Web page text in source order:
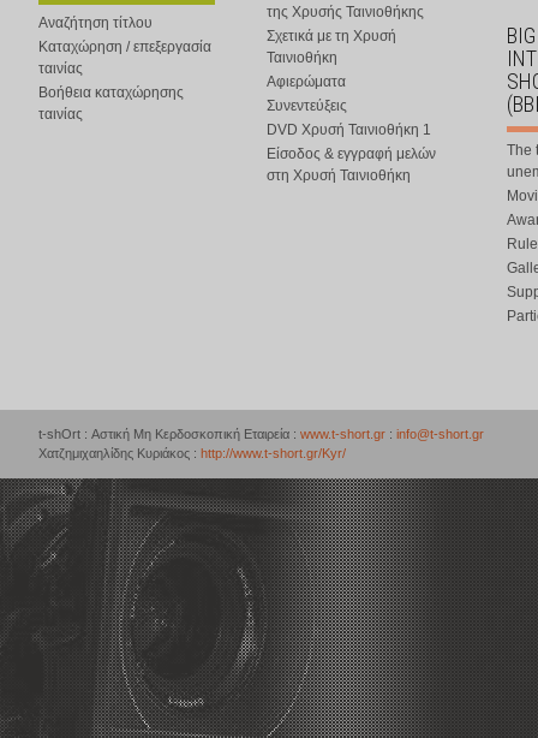
Αναζήτηση τίτλου
Καταχώρηση / επεξεργασία
ταινίας
Βοήθεια καταχώρησης
ταινίας
της Χρυσής Ταινιοθήκης
Σχετικά με τη Χρυσή
Ταινιοθήκη
Αφιερώματα
Συνεντεύξεις
DVD Χρυσή Ταινιοθήκη 1
Είσοδος & εγγραφή μελών
στη Χρυσή Ταινιοθήκη
The
t-shOrt : Αστική Μη Κερδοσκοπική Εταιρεία : www.t-short.gr : info@t-short.gr
Χατζημιχαηλίδης Κυριάκος : http://www.t-short.gr/Kyr/